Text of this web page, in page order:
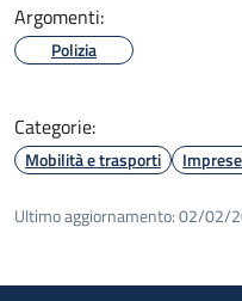
Argomenti:
Polizia
Categorie:
Mobilità e trasporti
Ultimo aggiornamento:02/02/